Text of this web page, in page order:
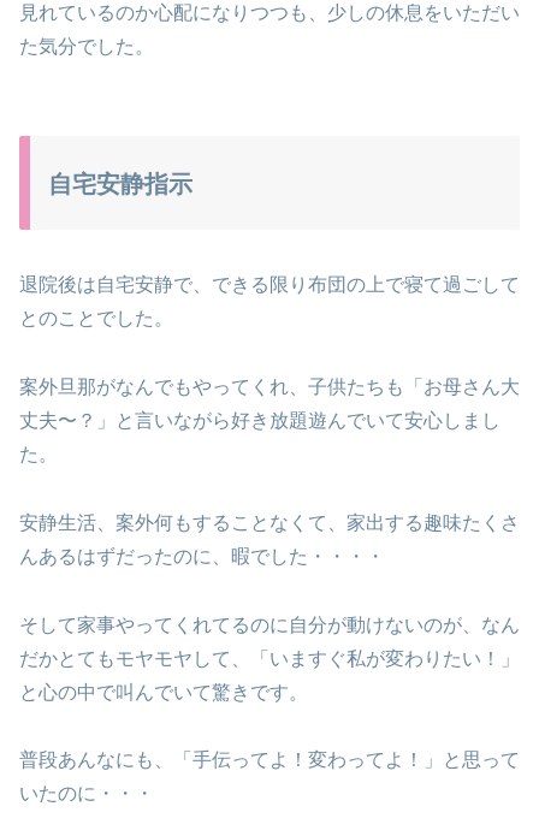
見れているのか心配になりつつも、少しの休息をいただい
た気分でした。
自宅安静指示
退院後は自宅安静で、できる限り布団の上で寝て過ごして
とのことでした。
案外旦那がなんでもやってくれ、子供たちも「お母さん大
丈夫〜？」と言いながら好き放題遊んでいて安心しまし
た。
安静生活、案外何もすることなくて、家出する趣味たくさ
んあるはずだったのに、暇でした・・・・
そして家事やってくれてるのに自分が動けないのが、なん
だかとてもモヤモヤして、「いますぐ私が変わりたい！」
と心の中で叫んでいて驚きです。
普段あんなにも、「手伝ってよ！変わってよ！」と思って
いたのに・・・